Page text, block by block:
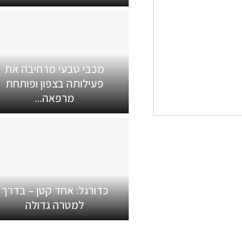
מכבי טבעי מרחיבה את
פעילותה בצפון ופותחת
מרפאה...
כדורגל: אחד קטן – בדרך
למטרה גדולה